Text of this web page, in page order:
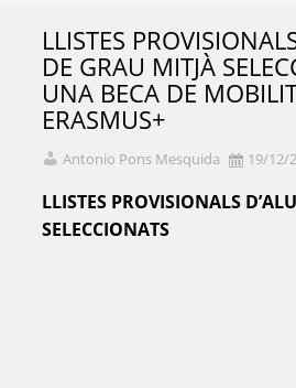
LLISTES
DE GRAU MITJÀ
UNA BECA DE
ERASMUS+
Antonio Pons Mesquida 19/12/
LLISTES PROVISIONALS
SELECCIONATS